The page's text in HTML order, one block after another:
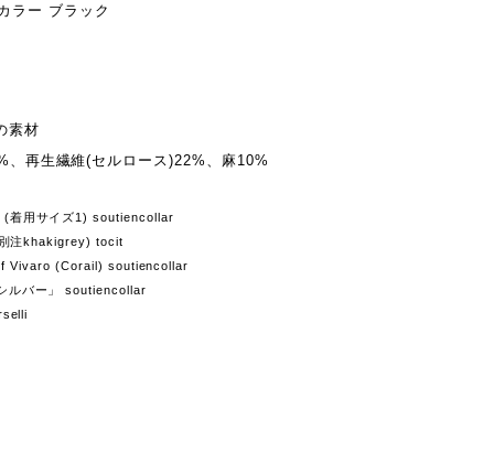
ラー ブラック
素材
、再生繊維(セルロース)22%、麻10%
(着用サイズ1) soutiencollar
注khakigrey) tocit
Vivaro (Corail) soutiencollar
ルバー」 soutiencollar